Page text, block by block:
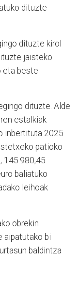
dituzte
dituzte kirol
jaisteko
eta beste
dituzte. Alde
estalkiak
inbertituta 2025
patioko
145.980,45
baliatuko
leihoak
obrekin
aipatutako bi
baldintza